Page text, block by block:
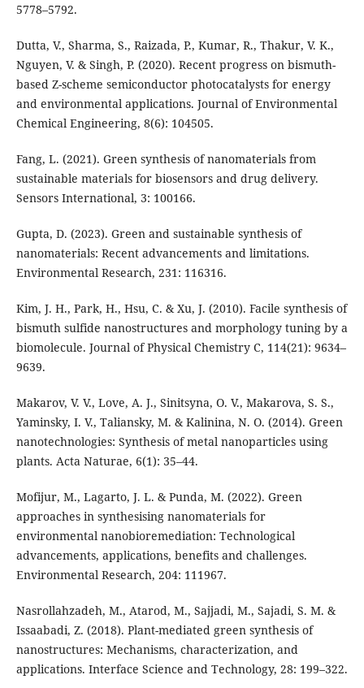
5778–5792.
Dutta, V., Sharma, S., Raizada, P., Kumar, R., Thakur, V. K.,
Nguyen, V. & Singh, P. (2020). Recent progress on bismuth-
based Z-scheme semiconductor photocatalysts for energy
and environmental applications. Journal of Environmental
Chemical Engineering, 8(6): 104505.
Fang, L. (2021). Green synthesis of nanomaterials from
sustainable materials for biosensors and drug delivery.
Sensors International, 3: 100166.
Gupta, D. (2023). Green and sustainable synthesis of
nanomaterials: Recent advancements and limitations.
Environmental Research, 231: 116316.
Kim, J. H., Park, H., Hsu, C. & Xu, J. (2010). Facile synthesis of
bismuth sulfide nanostructures and morphology tuning by a
biomolecule. Journal of Physical Chemistry C, 114(21): 9634–
9639.
Makarov, V. V., Love, A. J., Sinitsyna, O. V., Makarova, S. S.,
Yaminsky, I. V., Taliansky, M. & Kalinina, N. O. (2014). Green
nanotechnologies: Synthesis of metal nanoparticles using
plants. Acta Naturae, 6(1): 35–44.
Mofijur, M., Lagarto, J. L. & Punda, M. (2022). Green
approaches in synthesising nanomaterials for
environmental nanobioremediation: Technological
advancements, applications, benefits and challenges.
Environmental Research, 204: 111967.
Nasrollahzadeh, M., Atarod, M., Sajjadi, M., Sajadi, S. M. &
Issaabadi, Z. (2018). Plant-mediated green synthesis of
nanostructures: Mechanisms, characterization, and
applications. Interface Science and Technology, 28: 199–322.